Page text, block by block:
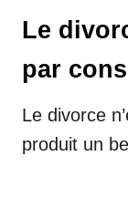
Le
par
Le divorce
produit un